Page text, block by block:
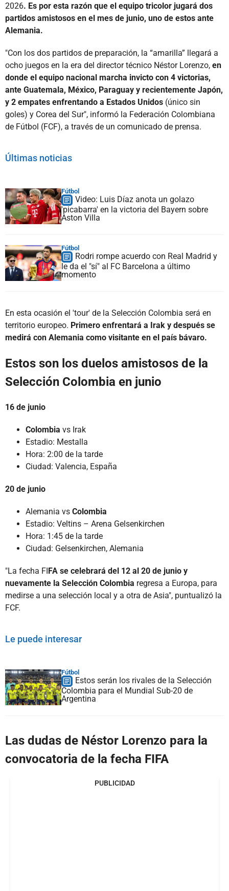
2026. Es por esta razón que el equipo tricolor jugará dos
partidos amistosos en el mes de junio, uno de estos ante
Alemania.
"Con los dos partidos de preparación, la “amarilla” llegará a
ocho juegos en la era del director técnico Néstor Lorenzo, en
donde el equipo nacional marcha invicto con 4 victorias,
ante Guatemala, México, Paraguay y recientemente Japón,
y 2 empates enfrentando a Estados Unidos (único sin
goles) y Corea del Sur", informó la Federación Colombiana
de Fútbol (FCF), a través de un comunicado de prensa.
Últimas noticias
Fútbol
Video: Luis Díaz anota un golazo
'picabarra' en la victoria del Bayern sobre
Aston Villa
Fútbol
Rodri rompe acuerdo con Real Madrid y
le da el "sí" al FC Barcelona a último
momento
En esta ocasión el 'tour' de la Selección Colombia será en
territorio europeo. Primero enfrentará a Irak y después se
medirá con Alemania como visitante en el país bávaro.
Estos son los duelos amistosos de la
Selección Colombia en junio
16 de junio
Colombia vs Irak
Estadio: Mestalla
Hora: 2:00 de la tarde
Ciudad: Valencia, España
20 de junio
Alemania vs Colombia
Estadio: Veltins – Arena Gelsenkirchen
Hora: 1:45 de la tarde
Ciudad: Gelsenkirchen, Alemania
"La fecha FIFA se celebrará del 12 al 20 de junio y
nuevamente la Selección Colombia regresa a Europa, para
medirse a una selección local y a otra de Asia", puntualizó la
FCF.
Le puede interesar
Fútbol
Estos serán los rivales de la Selección
Colombia para el Mundial Sub-20 de
Argentina
Las dudas de Néstor Lorenzo para la
convocatoria de la fecha FIFA
PUBLICIDAD